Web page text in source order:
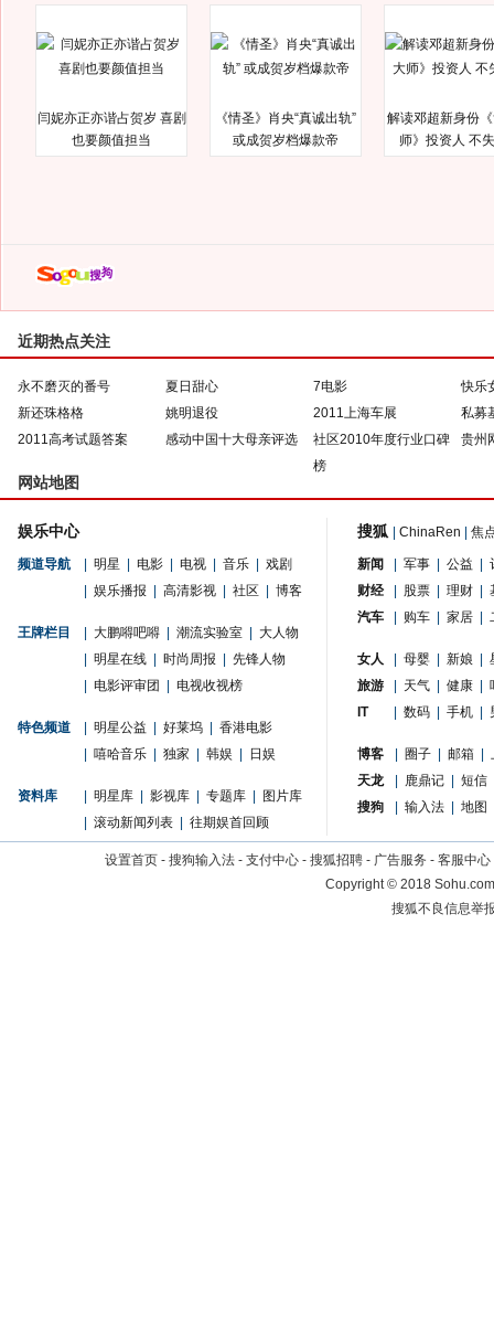
闫妮亦正亦谐占贺岁 喜剧
也要颜值担当
《情圣》肖央“真诚出轨”
或成贺岁档爆款帝
解读邓超新身份
师》投资人 不
近期热点关注
永不磨灭的番号 夏日甜心 7电影
快乐
新还珠格格
姚明退役 2011上海车展
私募
2011高考试题答案
感动中国十大母亲评选
社区2010年度行业口碑
榜
贵州
网站地图
娱乐中心
频道导航 明星 电影 电视 音乐
戏剧
娱乐播报 高清影视 社区 博客
王牌栏目 大鹏嘚吧嘚 潮流实验室
大人物
明星在线 时尚周报
先锋人物
电影评审团 电视收视榜
特色频道 明星公益 好莱坞
香港电影
嘻哈音乐 独家 韩娱 日娱
资料库 明星库 影视库 专题库
图片库
滚动新闻列表 往期娱首回顾
搜狐 ChinaRen 焦
新闻 军事 公益
财经
股票 理财
汽车
购车 家居
女人 母婴 新娘
旅游
天气 健康
IT
数码 手机
博客 圈子 邮箱
天龙
鹿鼎记
短信
搜狗
输入法 地图
设置首页 - 搜狗输入法 - 支付中心 - 搜狐招聘 - 广告服务 - 客服中心
Copyright©2018
搜狐不良信息举